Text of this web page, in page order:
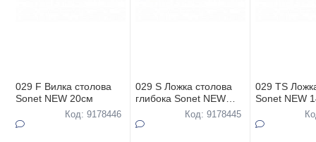
029 F Вилка столова
Sonet NEW 20см
Код: 9178446
029 S Ложка столова
глибока Sonet NEW
Код: 9178445
029 TS
Sonet NEW